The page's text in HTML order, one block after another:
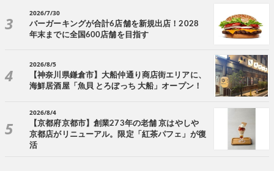
2026/7/30
バーガーキングが合計6店舗を新規出店！2028
年末までに全国600店舗を目指す
2026/8/5
【神奈川県鎌倉市】大船仲通り商店街エリアに、
海鮮居酒屋「魚貝 とろぼっち 大船」オープン！
2026/8/4
【京都府京都市】創業273年の老舗 京はやしや
京都店がリニューアル。限定「紅茶パフェ」が復
活